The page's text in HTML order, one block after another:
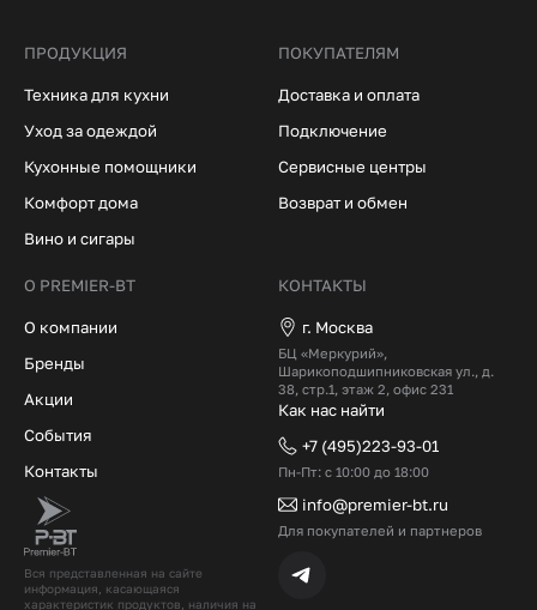
Вся представленная на сайте
информация, касающаяся
характеристик продуктов, наличия на
ПРОДУКЦИЯ
Техника для кухни
Уход за одеждой
Кухонные помощники
Комфорт дома
Вино и сигары
ПОКУПАТЕЛЯМ
Доставка и оплата
Подключение
Сервисные центры
Возврат и обмен
О PREMIER-BT
О компании
Бренды
Акции
События
Контакты
КОНТАКТЫ
г. Москва
БЦ «Меркурий»,
Шарикоподшипниковская ул., д.
38, стр.1, этаж 2, офис 231
Как нас найти
+7 (495)223-93-01
Пн-Пт: с 10:00 до 18:00
info@premier-bt.ru
Для покупателей и партнеров